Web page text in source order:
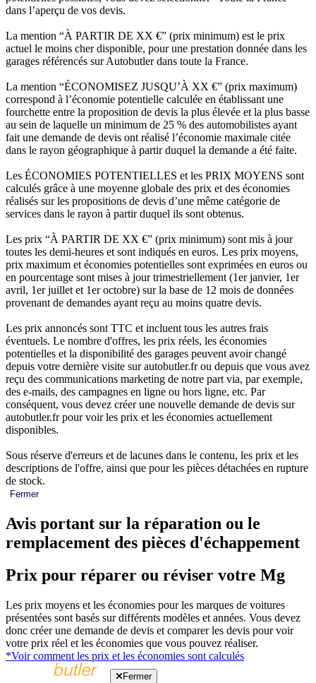
dans l’aperçu de vos devis.
La mention “À PARTIR DE XX €” (prix minimum) est le prix
actuel le moins cher disponible, pour une prestation donnée dans les
garages référencés sur Autobutler dans toute la France.
La mention “ÉCONOMISEZ JUSQU’À XX €” (prix maximum)
correspond à l’économie potentielle calculée en établissant une
fourchette entre la proposition de devis la plus élevée et la plus basse
au sein de laquelle un minimum de 25 % des automobilistes ayant
fait une demande de devis ont réalisé l’économie maximale citée
dans le rayon géographique à partir duquel la demande a été faite.
Les ÉCONOMIES POTENTIELLES et les PRIX MOYENS sont
calculés grâce à une moyenne globale des prix et des économies
réalisés sur les propositions de devis d’une même catégorie de
services dans le rayon à partir duquel ils sont obtenus.
Les prix “À PARTIR DE XX €” (prix minimum) sont mis à jour
toutes les demi-heures et sont indiqués en euros. Les prix moyens,
prix maximum et économies potentielles sont exprimées en euros ou
en pourcentage sont mises à jour trimestriellement (1er janvier, 1er
avril, 1er juillet et 1er octobre) sur la base de 12 mois de données
provenant de demandes ayant reçu au moins quatre devis.
Les prix annoncés sont TTC et incluent tous les autres frais
éventuels. Le nombre d'offres, les prix réels, les économies
potentielles et la disponibilité des garages peuvent avoir changé
depuis votre dernière visite sur autobutler.fr ou depuis que vous avez
reçu des communications marketing de notre part via, par exemple,
des e-mails, des campagnes en ligne ou hors ligne, etc. Par
conséquent, vous devez créer une nouvelle demande de devis sur
autobutler.fr pour voir les prix et les économies actuellement
disponibles.
Sous réserve d'erreurs et de lacunes dans le contenu, les prix et les
descriptions de l'offre, ainsi que pour les pièces détachées en rupture
de stock.
Fermer
Avis portant sur la réparation ou le
remplacement des pièces d'échappement
Prix pour réparer ou réviser votre Mg
Les prix moyens et les économies pour les marques de voitures
présentées sont basés sur différents modèles et années. Vous devez
donc créer une demande de devis et comparer les devis pour voir
votre prix réel et les économies que vous pouvez réaliser.
*Voir comment les prix et les économies sont calculés
Fermer